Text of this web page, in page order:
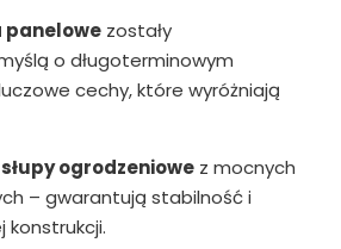
panelowezostały
o długoterminowym
cechy, które wyróżniają
ogrodzeniowez mocnych
– gwarantują stabilność i
konstrukcji.